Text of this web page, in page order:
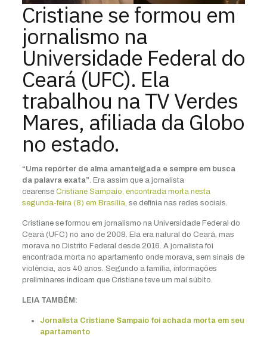
Cristiane se formou em
jornalismo na
Universidade Federal do
Ceará (UFC). Ela
trabalhou na TV Verdes
Mares, afiliada da Globo
no estado.
“Uma repórter de alma amanteigada e sempre em busca
da palavra exata”. Era assim que a jornalista
cearense Cristiane Sampaio, encontrada morta nesta
segunda-feira (8) em Brasília, se definia nas redes sociais.
Cristiane se formou em jornalismo na Universidade Federal do
Ceará (UFC) no ano de 2008. Ela era natural do Ceará, mas
morava no Distrito Federal desde 2016. A jornalista foi
encontrada morta no apartamento onde morava, sem sinais de
violência, aos 40 anos. Segundo a família, informações
preliminares indicam que Cristiane teve um mal súbito.
LEIA TAMBÉM:
Jornalista Cristiane Sampaio foi achada morta em seu
apartamento